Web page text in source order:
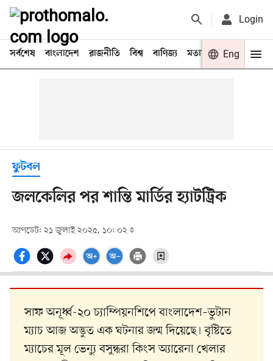
Login
সর্বশেষ বাংলাদেশ রাজনীতি বিশ্ব বাণিজ্য মতামত খেলা
Eng
ফুটবল
জলকেলির পর শান্তি মার্ডির হ্যাটট্রিক
আপডেট: ২১ জুলাই ২০২৫, ১০: ০২
সাফ অনূর্ধ্ব-২০ চ্যাম্পিয়নশিপে বাংলাদেশ–ভুটান
ম্যাচ আজ অদ্ভুত এক ঘটনার জন্ম দিয়েছে। বৃষ্টিতে
ম্যাচের মূল ভেন্যু বসুন্ধরা কিংস অ্যারেনা খেলার